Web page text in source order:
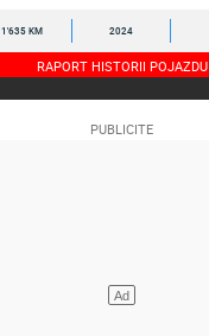
1'635 KM 2024
RAPORT HISTORII POJAZDU